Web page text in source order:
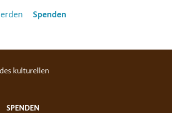
Spenden
kulturellen
SPENDEN